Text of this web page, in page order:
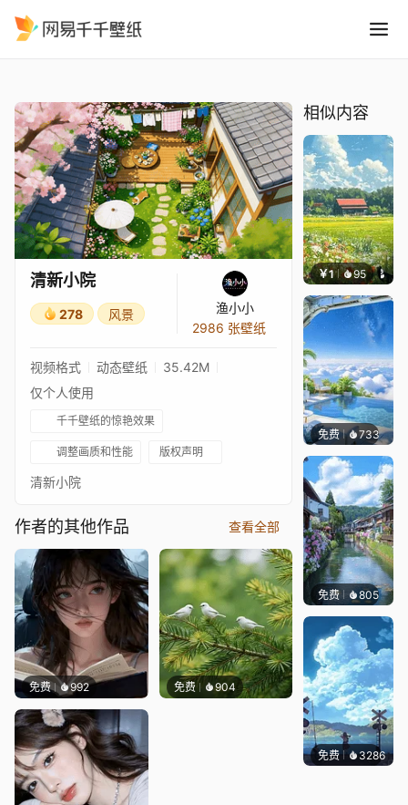
清新小院
278 风景
渔小小
2986 张壁纸
视频格式 动态壁纸
35.42M
仅个人使用
千千壁纸的惊艳效果
调整画质和性能 版权声明
清新小院
作者的其他作品 查看全部
免费 992 免费 904
相似内容
￥1 95 叮叮
免费 733豆子
免费 805叮叮
免费 3286星梦